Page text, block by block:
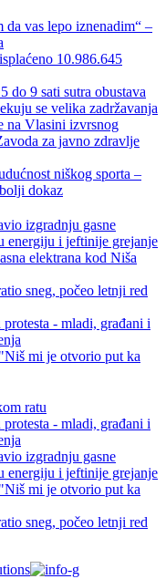
da vas lepo iznenadim“ –
10.986.645
9 sati sutra obustava
se velika zadržavanja
na Vlasini izvrsnog
za javno zdravlje
niškog sporta –
dokaz
izgradnju gasne
energiju i jeftinije grejanje
elektrana kod Niša
sneg, počeo letnji red
- mladi, građani i
mi je otvorio put ka
ratu
- mladi, građani i
izgradnju gasne
energiju i jeftinije grejanje
mi je otvorio put ka
sneg, počeo letnji red